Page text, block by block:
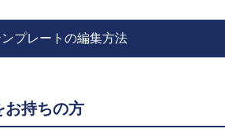
プレートの編集方法
お持ちの方